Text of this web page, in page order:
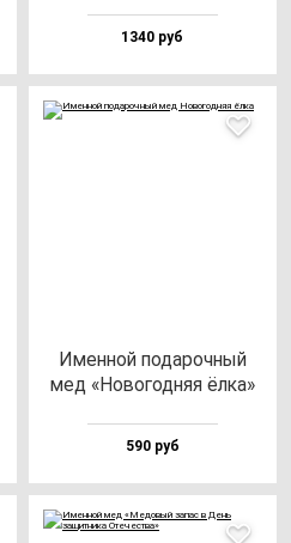
1340 руб
Имен­ной по­да­роч­ный
мед «Ново­год­няя ёл­ка»
590 руб